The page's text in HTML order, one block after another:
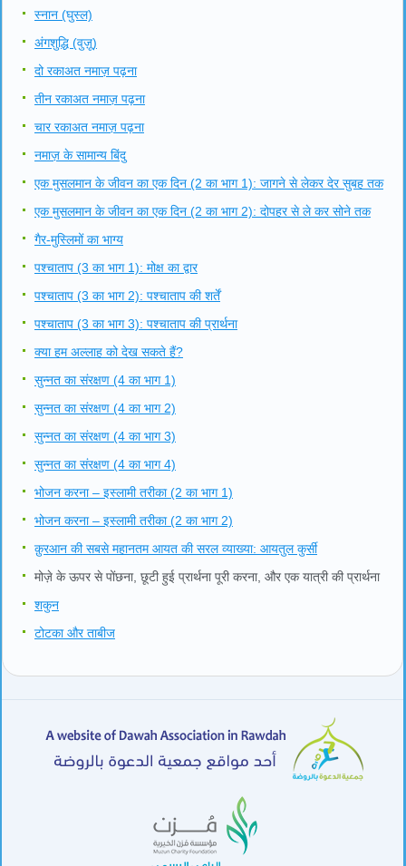
स्नान (घुस्ल)
अंगशुद्धि (वुज़ू)
दो रकाअत नमाज़ पढ़ना
तीन रकाअत नमाज़ पढ़ना
चार रकाअत नमाज़ पढ़ना
नमाज़ के सामान्य बिंदु
एक मुसलमान के जीवन का एक दिन (2 का भाग 1): जागने से लेकर देर सुबह तक
एक मुसलमान के जीवन का एक दिन (2 का भाग 2): दोपहर से ले कर सोने तक
गैर-मुस्लिमों का भाग्य
पश्चाताप (3 का भाग 1): मोक्ष का द्वार
पश्चाताप (3 का भाग 2): पश्चाताप की शर्तें
पश्चाताप (3 का भाग 3): पश्चाताप की प्रार्थना
क्या हम अल्लाह को देख सकते हैं?
सुन्नत का संरक्षण (4 का भाग 1)
सुन्नत का संरक्षण (4 का भाग 2)
सुन्नत का संरक्षण (4 का भाग 3)
सुन्नत का संरक्षण (4 का भाग 4)
भोजन करना – इस्लामी तरीका (2 का भाग 1)
भोजन करना – इस्लामी तरीका (2 का भाग 2)
क़ुरआन की सबसे महानतम आयत की सरल व्याख्या: आयतुल कुर्सी
मोज़े के ऊपर से पोंछना, छूटी हुई प्रार्थना पूरी करना, और एक यात्री की प्रार्थना
शकुन
टोटका और ताबीज